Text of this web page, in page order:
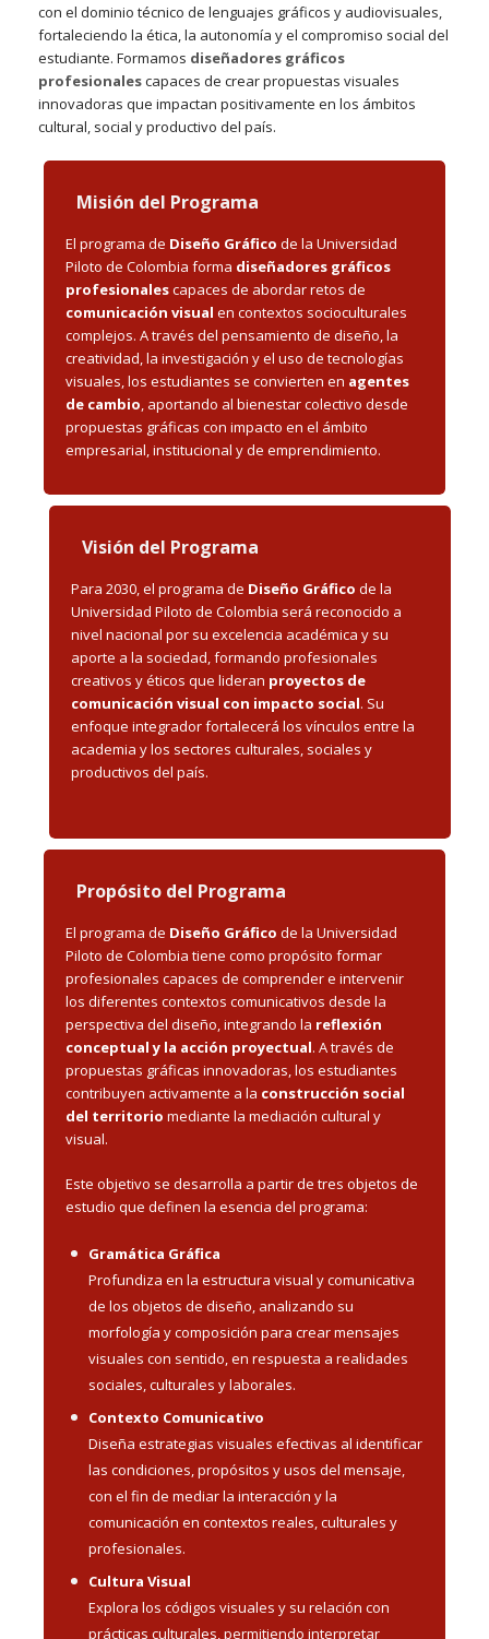
con el dominio técnico de lenguajes gráficos y audiovisuales,
fortaleciendo la ética, la autonomía y el compromiso social del
estudiante. Formamos diseñadores gráficos
profesionalescapaces de crear propuestas visuales
innovadoras que impactan positivamente en los ámbitos
cultural, social y productivo del país.
Misión del Programa
El programa de Diseño Gráfico de la Universidad
Piloto de Colombia forma diseñadores gráficos
profesionalescapaces de abordar retos de
comunicación visual en contextos socioculturales
complejos. A través del pensamiento de diseño, la
creatividad, la investigación y el uso de tecnologías
visuales, los estudiantes se convierten en agentes
de cambio, aportando al bienestar colectivo desde
propuestas gráficas con impacto en el ámbito
empresarial, institucional y de emprendimiento.
Visión del Programa
Para 2030, el programa de Diseño Gráfico de la
Universidad Piloto de Colombia será reconocido a
nivel nacional por su excelencia académica y su
aporte a la sociedad, formando profesionales
creativos y éticos que lideran proyectos de
comunicación visual con impacto social. Su
enfoque integrador fortalecerá los vínculos entre la
academia y los sectores culturales, sociales y
productivos del país.
Propósito del Programa
El programa de Diseño Gráfico de la Universidad
Piloto de Colombia tiene como propósito formar
profesionales capaces de comprender e intervenir
los diferentes contextos comunicativos desde la
perspectiva del diseño, integrando la reflexión
conceptual y la acción proyectual. A través de
propuestas gráficas innovadoras, los estudiantes
contribuyen activamente a la construcción social
del territorio mediante la mediación cultural y
visual.
Este objetivo se desarrolla a partir de tres objetos de
estudio que definen la esencia del programa:
Gramática Gráfica
Profundiza en la estructura visual y comunicativa
de los objetos de diseño, analizando su
morfología y composición para crear mensajes
visuales con sentido, en respuesta a realidades
sociales, culturales y laborales.
Contexto Comunicativo
Diseña estrategias visuales efectivas al identificar
las condiciones, propósitos y usos del mensaje,
con el fin de mediar la interacción y la
comunicación en contextos reales, culturales y
profesionales.
Cultura Visual
Explora los códigos visuales y su relación con
prácticas culturales, permitiendo interpretar